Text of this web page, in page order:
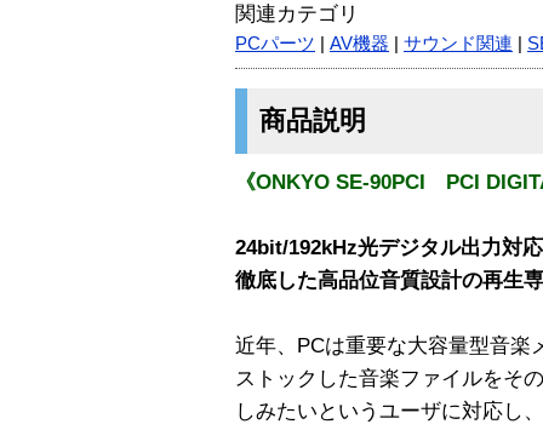
関連カテゴリ
PCパーツ AV機器 サウンド関連
商品説明
《ONKYO SE-90PCI PCI
24bit/192kHz光デジタル出力対
徹底した高品位音質設計の再生
近年、PCは重要な大容量型音楽
ストックした音楽ファイルをそ
しみたいというユーザに対応し